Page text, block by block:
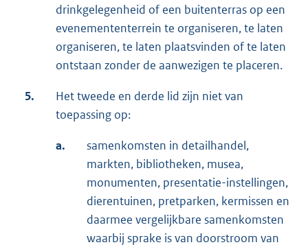
drinkgelegenheid of een buitenterras op een
evenemententerrein te organiseren, te laten
organiseren, te laten plaatsvinden of te laten
ontstaan zonder de aanwezigen te placeren.
5.
Het tweede en derde lid zijn niet van
toepassing op:
a.
samenkomsten in detailhandel,
markten, bibliotheken, musea,
monumenten, presentatie-instellingen,
dierentuinen, pretparken, kermissen en
daarmee vergelijkbare samenkomsten
waarbij sprake is van doorstroom van